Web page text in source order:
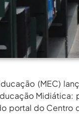
MEC Autoriza 937
(MEC)
portal do Centro